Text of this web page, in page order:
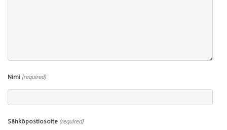
Nimi (required)
Sähköpostiosoite (required)